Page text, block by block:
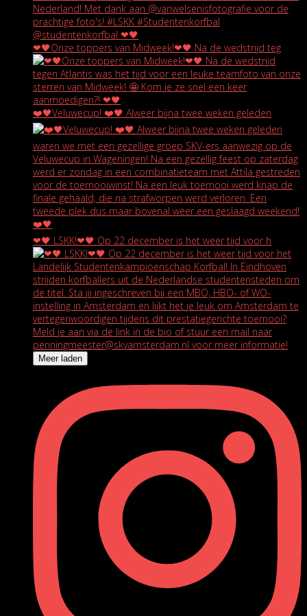
❤🖤Onze toppers van Midweek!❤🖤 Na de wedstrijd teg
❤️🖤Veluwecup! ❤️🖤 Alweer bijna twee weken geleden
❤🖤 LSKK!❤🖤 Op 22 december is het weer tijd voor h
Meer laden